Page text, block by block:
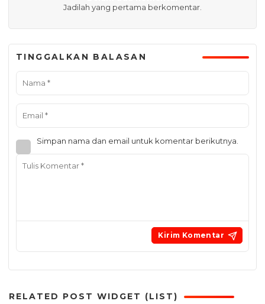
Jadilah yang pertama berkomentar.
TINGGALKAN BALASAN
Simpan nama dan email untuk komentar berikutnya.
RELATED POST WIDGET (LIST)